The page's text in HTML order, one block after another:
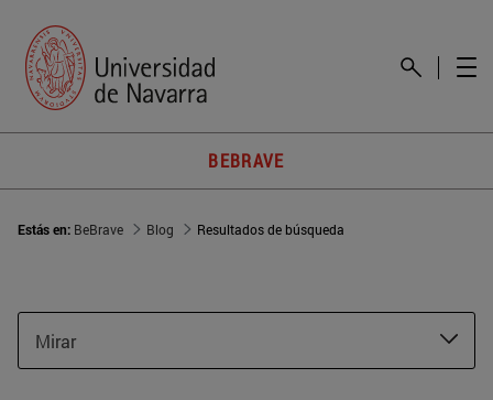
BEBRAVE
Estás en: BeBrave Blog Resultados de búsqueda
Mirar